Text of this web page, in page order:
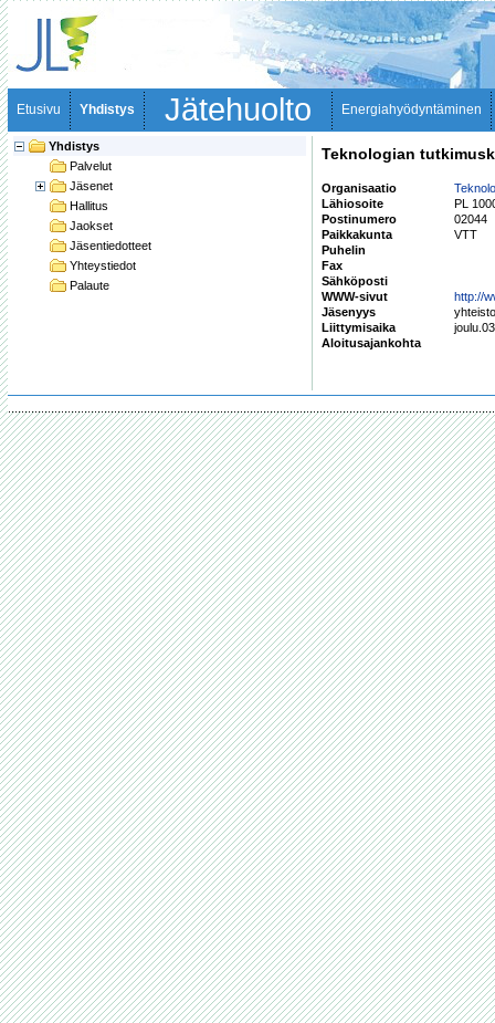
Etusivu Yhdistys Jätehuolto Energiahyödyntäminen
Yhdistys
Palvelut
Jäsenet
Hallitus
Jaokset
Jäsentiedotteet
Yhteystiedot
Palaute
Teknologian
Organisaatio
Lähiosoite
PL
Postinumero
02044
Paikkakunta
VTT
Puhelin
Fax
Sähköposti
WWW-sivut
http://
Jäsenyys
Liittymisaika
Aloitusajankohta